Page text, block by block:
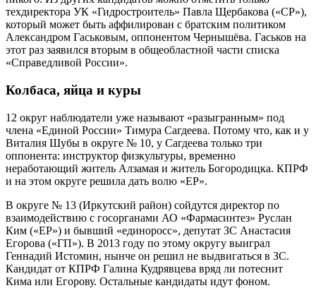
техдиректора УК «Гидростроитель» Павла Щербакова («СР»),
который может быть аффилирован с братским политиком
Александром Гаськовым, оппонентом Чернышёва. Гаськов на
этот раз заявился вторым в общеобластной части списка
«Справедливой России».
Колбаса, яйца и куры
12 округ наблюдатели уже называют «разыгранным» под
члена «Единой России» Тимура Сагдеева. Потому что, как и у
Виталия Шубы в округе № 10, у Сагдеева только три
оппонента: инструктор физкультуры, временно
неработающий житель Алзамая и житель Богородицка. КПРФ
и на этом округе решила дать волю «ЕР».
В округе № 13 (Иркутский район) сойдутся директор по
взаимодействию с госорганами АО «Фармасинтез» Руслан
Ким («ЕР») и бывший «единоросс», депутат ЗС Анастасия
Егорова («ГП»). В 2013 году по этому округу выиграл
Геннадий Истомин, нынче он решил не выдвигаться в ЗС.
Кандидат от КПРФ Галина Кудрявцева вряд ли потеснит
Кима или Егорову. Остальные кандидаты идут фоном.